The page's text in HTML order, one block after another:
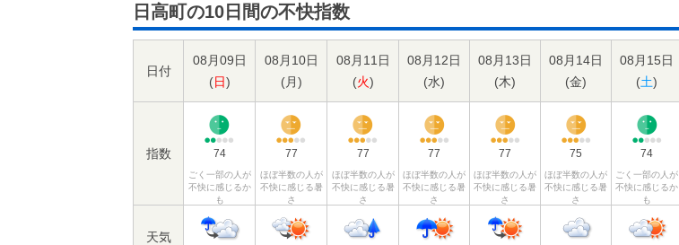
日高町の10日間の不快指数
日付
08月09日
(日)
08月10日
(月)
08月11日
(火)
08月12日
(水)
08月13日
(木)
08月14日
(金)
08月15日
(土)
指数 74
ごく一部の人が
不快に感じるか
も
77
ほぼ半数の人が
不快に感じる暑
さ
77
ほぼ半数の人が
不快に感じる暑
さ
77
ほぼ半数の人が
不快に感じる暑
さ
77
ほぼ半数の人が
不快に感じる暑
さ
75
ほぼ半数の人が
不快に感じる暑
さ
74
ごく一部の人が
不快に感じるか
も
天気